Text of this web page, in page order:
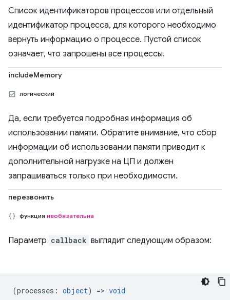
Список идентификаторов процессов или отдельный
идентификатор процесса, для которого необходимо
вернуть информацию о процессе. Пустой список
означает, что запрошены все процессы.
includeMemory
логический
Да, если требуется подробная информация об
использовании памяти. Обратите внимание, что сбор
информации об использовании памяти приводит к
дополнительной нагрузке на ЦП и должен
запрашиваться только при необходимости.
перезвонить
функция необязательна
Параметр callback выглядит следующим образом:
(processes : object) => void